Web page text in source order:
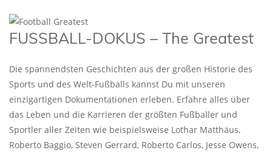
FUSSBALL-DOKUS – The Greatest
Die spannendsten Geschichten aus der großen Historie des
Sports und des Welt-Fußballs kannst Du mit unseren
einzigartigen Dokumentationen erleben. Erfahre alles über
das Leben und die Karrieren der größten Fußballer und
Sportler aller Zeiten wie beispielsweise Lothar Matthäus,
Roberto Baggio, Steven Gerrard, Roberto Carlos, Jesse Owens,